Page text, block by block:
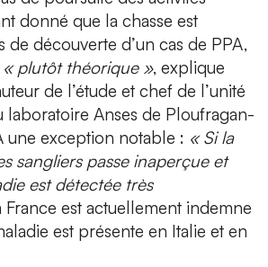
donné que la chasse est
de découverte d’un cas de PPA,
« plutôt théorique », explique
de l’étude et chef de l’unité
laboratoire Anses de Ploufragan-
une exception notable : « Si la
sangliers passe inaperçue et
est détectée très
est actuellement indemne
est présente en Italie et en